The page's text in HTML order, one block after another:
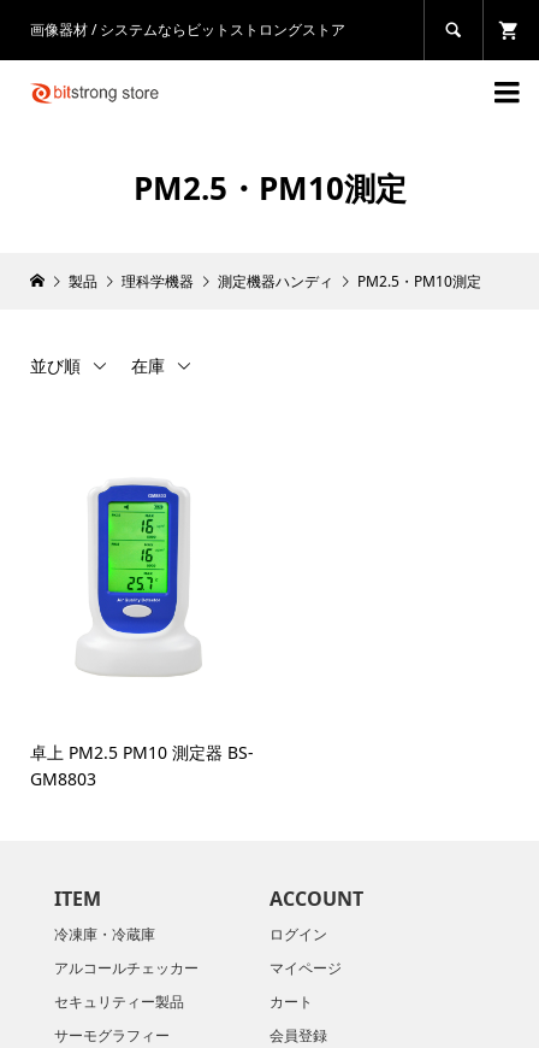
画像器材 / システムならビットストロングストア 

PM2.5・PM10測定
製品 理科学機器 測定機器ハンディ PM2.5・PM10測定
並び順 在庫
卓上 PM2.5 PM10 測定器 BS-
GM8803
ITEM
冷凍庫・冷蔵庫
アルコールチェッカー
セキュリティー製品
サーモグラフィー
ACCOUNT
ログイン
マイページ
カート
会員登録